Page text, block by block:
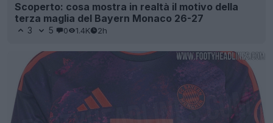
Scoperto: cosa mostra in realtà il motivo della
terza maglia del Bayern Monaco 26-27
3 5 0 1.4K 2h